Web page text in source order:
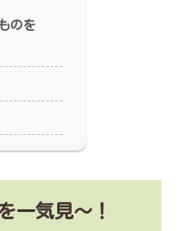
のを
一気見～！